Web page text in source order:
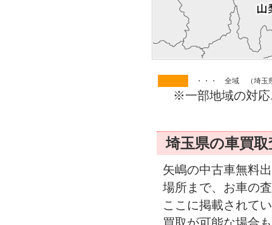
・・・ 全域 （埼玉
※一部地域の対応
埼玉県の車買
矢嶋の中古車無料
場所まで、お車の
ここに掲載されて